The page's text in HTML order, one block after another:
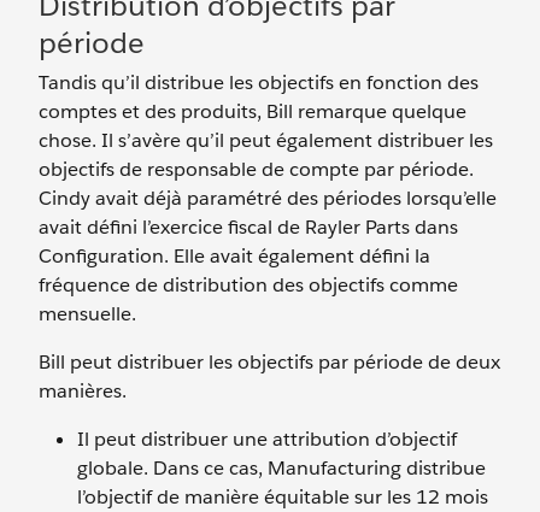
période
Tandis qu’il distribue les objectifs en fonction des
comptes et des produits, Bill remarque quelque
chose. Il s’avère qu’il peut également distribuer les
objectifs de responsable de compte par période.
Cindy avait déjà paramétré des périodes lorsqu’elle
avait défini l’exercice fiscal de Rayler Parts dans
Configuration. Elle avait également défini la
fréquence de distribution des objectifs comme
mensuelle.
Bill peut distribuer les objectifs par période de deux
manières.
Il peut distribuer une attribution d’objectif
globale. Dans ce cas, Manufacturing distribue
l’objectif de manière équitable sur les 12 mois